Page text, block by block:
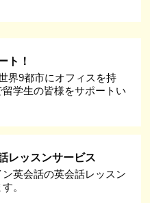
ト！
界9都市にオフィスを持
学生の皆様をサポートい
レッスンサービス
英会話の英会話レッスン
。